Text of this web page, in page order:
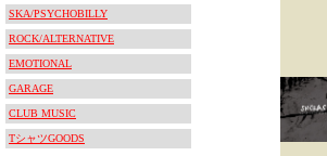
SKA/PSYCHOBILLY
ROCK/ALTERNATIVE
EMOTIONAL
GARAGE
CLUB MUSIC
TシャツGOODS